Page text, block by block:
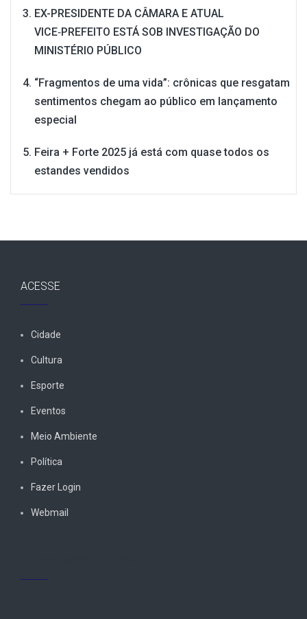
EX-PRESIDENTE DA CÂMARA E ATUAL
VICE‑PREFEITO ESTÁ SOB INVESTIGAÇÃO DO
MINISTÉRIO PÚBLICO
“Fragmentos de uma vida”: crônicas que resgatam
sentimentos chegam ao público em lançamento
especial
Feira + Forte 2025 já está com quase todos os
estandes vendidos
ACESSE
Cidade
Cultura
Esporte
Eventos
Meio Ambiente
Política
Fazer Login
Webmail